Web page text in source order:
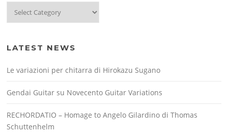
LATEST NEWS
Le variazioni per chitarra di Hirokazu Sugano
Gendai Guitar su Novecento Guitar Variations
RECHORDATIO – Homage to Angelo Gilardino di Thomas
Schuttenhelm